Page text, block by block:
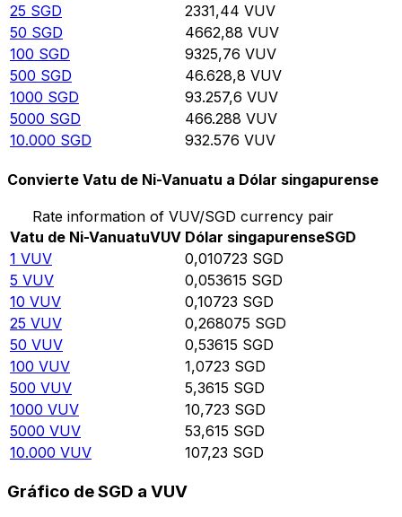
25 SGD 2331,44 VUV
50 SGD 4662,88 VUV
100 SGD 9325,76 VUV
500 SGD 46.628,8 VUV
1000 SGD 93.257,6 VUV
5000 SGD 466.288 VUV
10.000 SGD 932.576 VUV
Convierte Vatu de Ni-Vanuatu a Dólar singapurense
Rate information of VUV/SGD currency pair
Vatu de Ni-VanuatuVUV Dólar singapurenseSGD
1 VUV 0,010723 SGD
5 VUV 0,053615 SGD
10 VUV 0,10723 SGD
25 VUV 0,268075 SGD
50 VUV 0,53615 SGD
100 VUV 1,0723 SGD
500 VUV 5,3615 SGD
1000 VUV 10,723 SGD
5000 VUV 53,615 SGD
10.000 VUV 107,23 SGD
Gráfico de SGD a VUV